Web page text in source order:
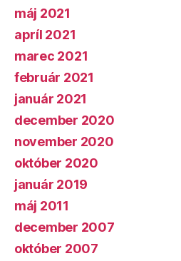
máj 2021
apríl 2021
marec 2021
február 2021
január 2021
december 2020
november 2020
október 2020
január 2019
máj 2011
december 2007
október 2007